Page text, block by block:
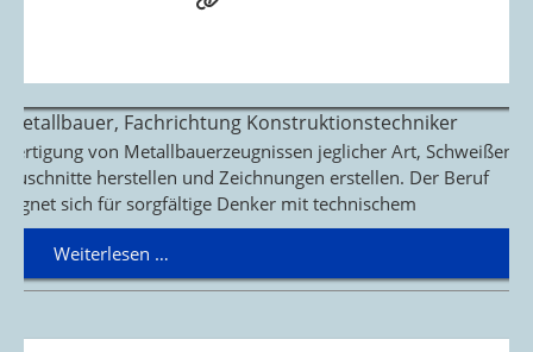
Metallbauer, Fachrichtung Konstruktionstechniker
Fertigung von Metallbauerzeugnissen jeglicher Art, Schweißen,
Zuschnitte herstellen und Zeichnungen erstellen. Der Beruf
eignet sich für sorgfältige Denker mit technischem
Weiterlesen …